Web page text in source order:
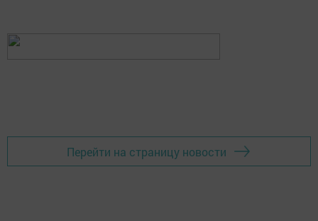
Перейти на страницу новости